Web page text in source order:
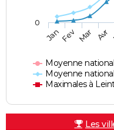
Moyenne
Moyenne
Maximales à
JanFev Mar Avr
0
Les